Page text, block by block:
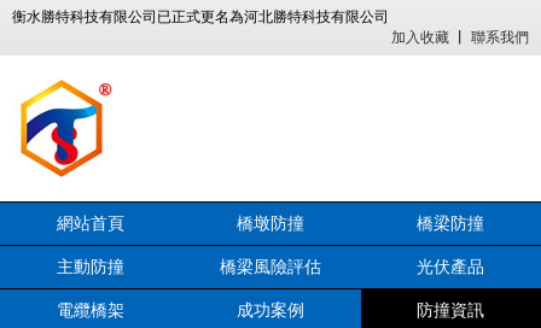
衡水勝特科技有限公司已正式更名為河北勝特科技有限公司
加入收藏
聯系我們
網站首頁 橋墩防撞 橋梁防撞
主動防撞 橋梁風險評估 光伏產品
電纜橋架 成功案例 防撞資訊